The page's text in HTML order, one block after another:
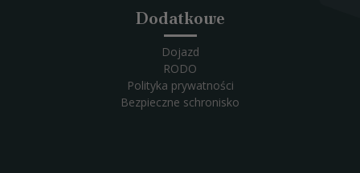
Dodatkowe
Dojazd
RODO
Polityka prywatności
Bezpieczne schronisko